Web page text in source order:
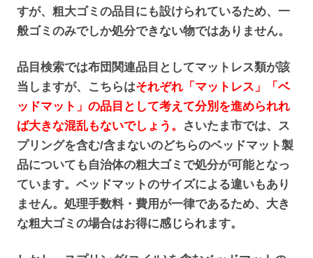
すが、粗大ゴミの品目にも設けられているため、一
般ゴミのみでしか処分できない物ではありません。
品目検索では布団関連品目としてマットレス類が該
当しますが、こちらはそれぞれ「マットレス」「ベ
ッドマット」の品目として考えて分別を進められれ
ば大きな混乱もないでしょう。
さいたま市では、ス
プリングを含む/含まないのどちらのベッドマット製
品についても自治体の粗大ゴミで処分が可能となっ
ています。ベッドマットのサイズによる違いもあり
ません。処理手数料・費用が一律であるため、大き
な粗大ゴミの場合はお得に感じられます。